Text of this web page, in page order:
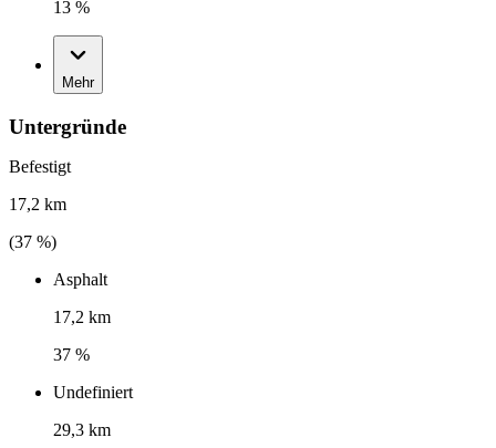
13 %
Mehr
Untergründe
Befestigt
17,2 km
(37 %)
Asphalt
17,2 km
37 %
Undefiniert
29,3 km